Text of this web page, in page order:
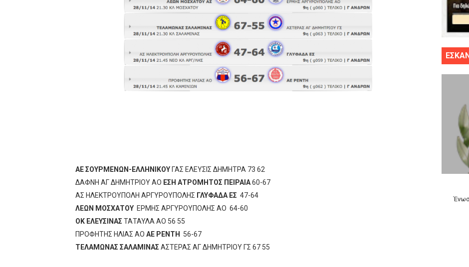
ΧΡΟΝΙΑ ΠΟΛΛΑ ΣΤΟ ΕΛΛΗΝΙΚΟ ΜΠΑΣΚΕΤ : 39Η ΕΠΕΤΕΙΟΣ ΑΠΟ ΤΟ ΕΠΟΣ ΤΟΥ 1987
Ο δρόμος για τον 29ο τελικό κυπέλλου ανδρών ΕΣΚΑΝΑ Μανδραϊκός Προοδευτική στο νέο κλ. Αγίου
U21: Τεράστια πρόκριση για τον Πανελευσινιακό στον τελικό αύριο με Αρετσού (το video του αγώνα)
Γ΄ανδρών play offs : "Σκληρό" καρύδι η Φιλία Περάματος έφερε την σειρά στα ίσια (1-1) νίκησε τον
ΑΕ ΣΟΥΡΜΕΝΩΝ-ΕΛΛΗΝΙΚΟΥΓΑΣ ΕΛΕΥΣΙΣ ΔΗΜΗΤΡΑ 73 62
ΔΑΦΝΗ ΑΓ ΔΗΜΗΤΡΙΟΥ ΑΟ ΕΣΗ ΑΤΡΟΜΗΤΟΣ ΠΕΙΡΑΙΑ60-67
ΑΣ ΗΛΕΚΤΡΟΥΠΟΛΗ ΑΡΓΥΡΟΥΠΟΛΗΣ ΓΛΥΦΑΔΑ ΕΣ 47-64
ΛΕΩΝ ΜΟΣΧΑΤΟΥ ΕΡΜΗΣ ΑΡΓΥΡΟΥΠΟΛΗΣ ΑΟ 64-60
ΟΚ ΕΛΕΥΣΙΝΑΣ ΤΑΤΑΥΛΑ ΑΟ 56 55
ΠΡΟΦΗΤΗΣ ΗΛΙΑΣ ΑΟ ΑΕ ΡΕΝΤΗ 56-67
ΤΕΛΑΜΩΝΑΣ ΣΑΛΑΜΙΝΑΣ ΑΣΤΕΡΑΣ ΑΓ ΔΗΜΗΤΡΙΟΥ ΓΣ 67 55